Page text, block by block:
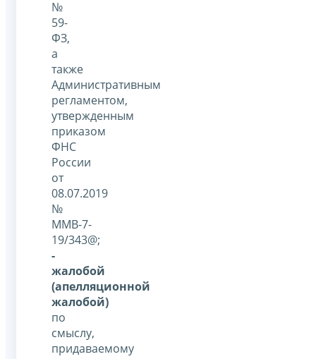
№
59-
ФЗ,
а
также
Административным
регламентом,
утвержденным
приказом
ФНС
России
от
08.07.2019
№
ММВ-7-
19/343@;
-
жалобой
(апелляционной
жалобой)
по
смыслу,
придаваемому